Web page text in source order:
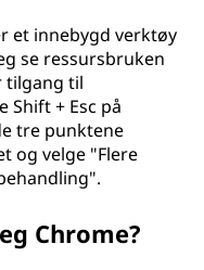
et innebygd verktøy
se ressursbruken
tilgang til
Shift + Esc på
tre punktene
og velge "Flere
Chrome?